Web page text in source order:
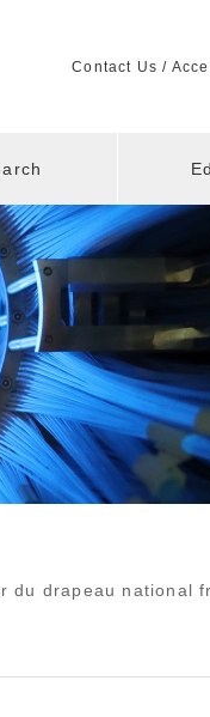
Contact Us /
du drapeau national